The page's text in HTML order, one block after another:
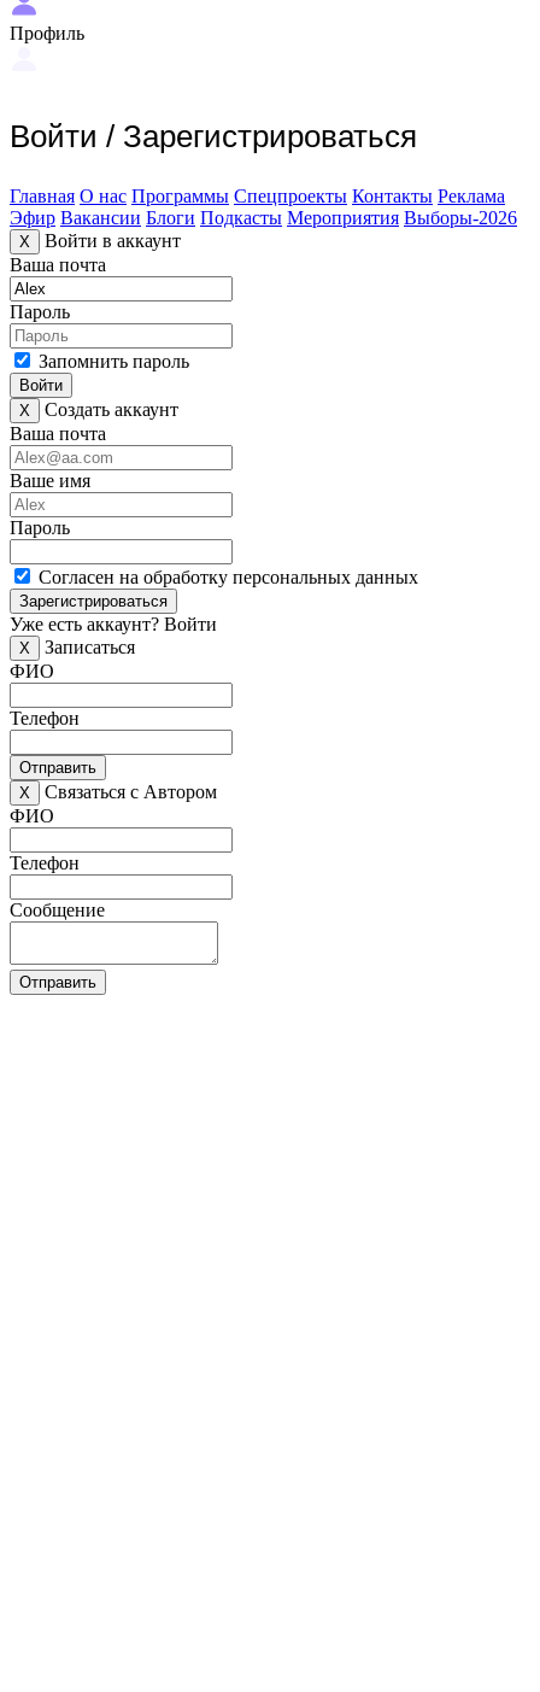
Профиль
Войти / Зарегистрироваться
Главная О нас Программы Спецпроекты Контакты Реклама
Эфир Вакансии Блоги Подкасты Мероприятия Выборы-2026
X
Войти в аккаунт
Ваша почта
Пароль
Запомнить пароль
Войти
X
Создать аккаунт
Ваша почта
Ваше имя
Пароль
Согласен на обработку персональных данных
Зарегистрироваться
Уже есть аккаунт? Войти
X
Записаться
ФИО
Телефон
Отправить
X
Связаться с Автором
ФИО
Телефон
Сообщение
Отправить